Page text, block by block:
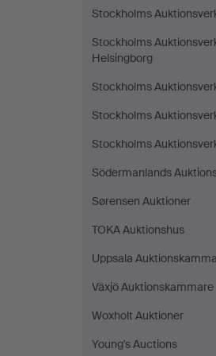
Stockholms
Stockholms
Helsingborg
Stockholms
Stockholms
Stockholms
Södermanlands
Sørensen Auktioner
TOKA Auktionshus
Uppsala
Växjö Auktionskammare
Woxholt Auktioner
Young's Auctions